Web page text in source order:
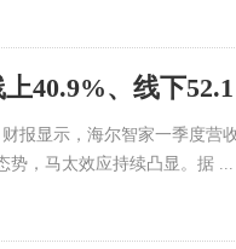
40.9%、线下
报显示，海尔智家一季度营
势，马太效应持续凸显。据 ...